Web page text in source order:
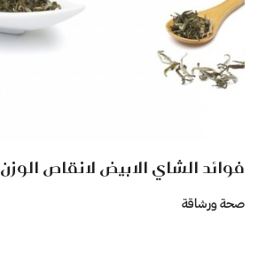
فوائد الشاي الابيض لانقاص الوزن
صحة ورشاقة